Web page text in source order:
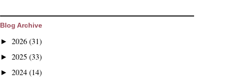
Blog Archive
► 2026(31)
► 2025 (33)
► 2024(14)